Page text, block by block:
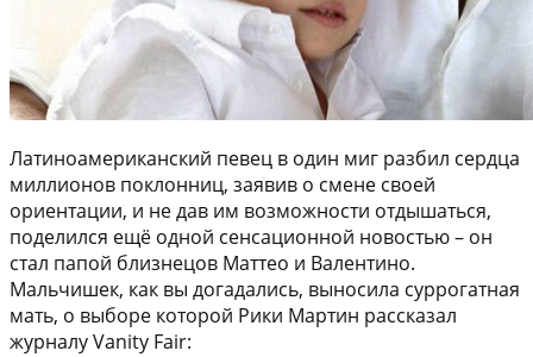
Латиноамериканский певец в один миг разбил сердца
миллионов поклонниц, заявив о смене своей
ориентации, и не дав им возможности отдышаться,
поделился ещё одной сенсационной новостью – он
стал папой близнецов Маттео и Валентино.
Мальчишек, как вы догадались, выносила суррогатная
мать, о выборе которой Рики Мартин рассказал
журналу Vanity Fair: